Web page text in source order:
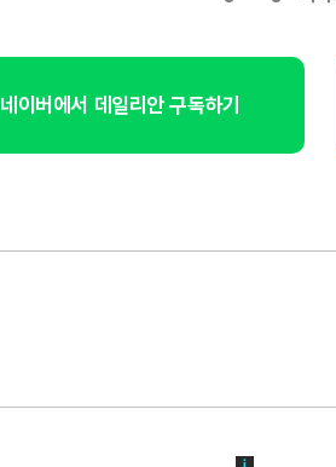
네이버에서 데일리안 구독하기